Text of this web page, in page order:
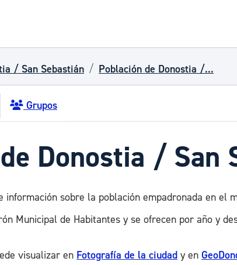
/ San Sebastián Población de Donostia /...
Grupos
Donostia / San
información sobre la población empadronada en el
Municipal de Habitantes y se ofrecen por año y
visualizar en Fotografía de la ciudad y en